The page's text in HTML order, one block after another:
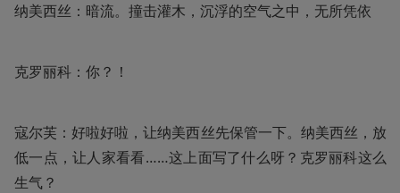
纳美西丝：暗流。撞击灌木，沉浮的空气之中，无所凭依
克罗丽科：你？！
寇尔芙：好啦好啦，让纳美西丝先保管一下。纳美西丝，放
低一点，让人家看看……这上面写了什么呀？克罗丽科这么
生气？